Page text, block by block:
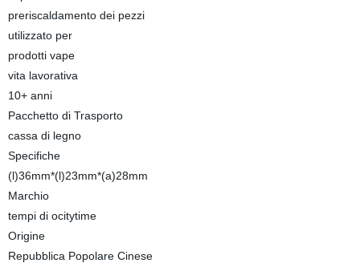
preriscaldamento dei pezzi
utilizzato per
prodotti vape
vita lavorativa
10+ anni
Pacchetto di Trasporto
cassa di legno
Specifiche
(l)36mm*(l)23mm*(a)28mm
Marchio
tempi di ocitytime
Origine
Repubblica Popolare Cinese